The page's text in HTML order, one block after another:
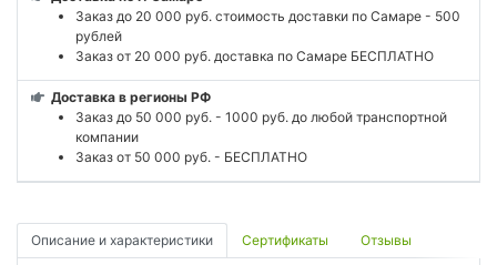
Заказ до 20 000 руб. стоимость доставки по Самаре - 500
рублей
Заказ от 20 000 руб. доставка по Самаре БЕСПЛАТНО
Доставка в регионы РФ
Заказ до 50 000 руб. - 1000 руб. до любой транспортной
компании
Заказ от 50 000 руб. - БЕСПЛАТНО
Описание и характеристики Сертификаты Отзывы